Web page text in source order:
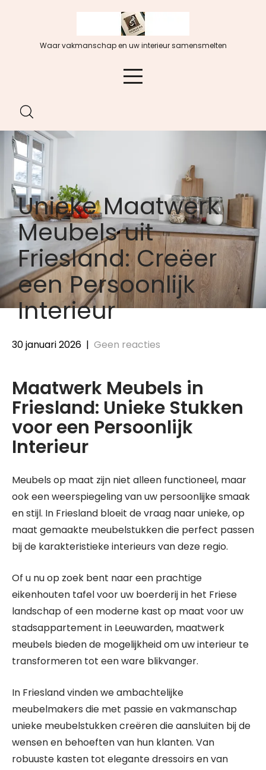
Waar vakmanschap en uw interieur samensmelten
Unieke Maatwerk
Meubels uit
Friesland: Creëer
een Persoonlijk
Interieur
30 januari 2026 | Geen reacties
Maatwerk Meubels in
Friesland: Unieke Stukken
voor een Persoonlijk
Interieur
Meubels op maat zijn niet alleen functioneel, maar
ook een weerspiegeling van uw persoonlijke smaak
en stijl. In Friesland bloeit de vraag naar unieke, op
maat gemaakte meubelstukken die perfect passen
bij de karakteristieke interieurs van deze regio.
Of u nu op zoek bent naar een prachtige
eikenhouten tafel voor uw boerderij in het Friese
landschap of een moderne kast op maat voor uw
stadsappartement in Leeuwarden, maatwerk
meubels bieden de mogelijkheid om uw interieur te
transformeren tot een ware blikvanger.
In Friesland vinden we ambachtelijke
meubelmakers die met passie en vakmanschap
unieke meubelstukken creëren die aansluiten bij de
wensen en behoeften van hun klanten. Van
robuuste kasten tot elegante dressoirs en van